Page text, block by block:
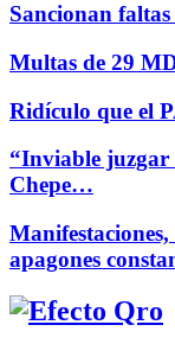
Sancionan
Multas de 29
Ridículo que el
“Inviable juzgar
Chepe…
apagones
Facebook
Twitter
Instagram
Youtube
Whatsapp